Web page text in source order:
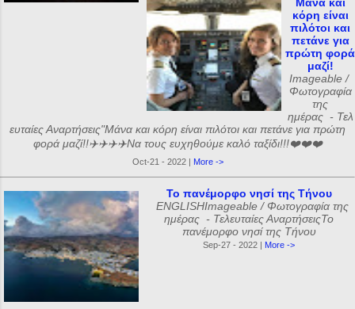
κόρη είναι
πιλότοι και
πετάνε για
πρώτη φορά
μαζί!
Imageable /
Φωτογραφία
της
ημέρας - Τελ
ευταίες Αναρτήσεις"Μάνα και κόρη είναι πιλότοι και πετάνε για πρώτη
φορά μαζί!!✈️✈️✈️✈️Να τους ευχηθούμε καλό ταξίδι!!!❤️❤️❤️
Oct-21 - 2022 | More ->
Το πανέμορφο νησί της Τήνου
ENGLISHImageable / Φωτογραφία της
ημέρας - Τελευταίες ΑναρτήσειςΤο
πανέμορφο νησί της Τήνου
Sep-27 - 2022 | More ->